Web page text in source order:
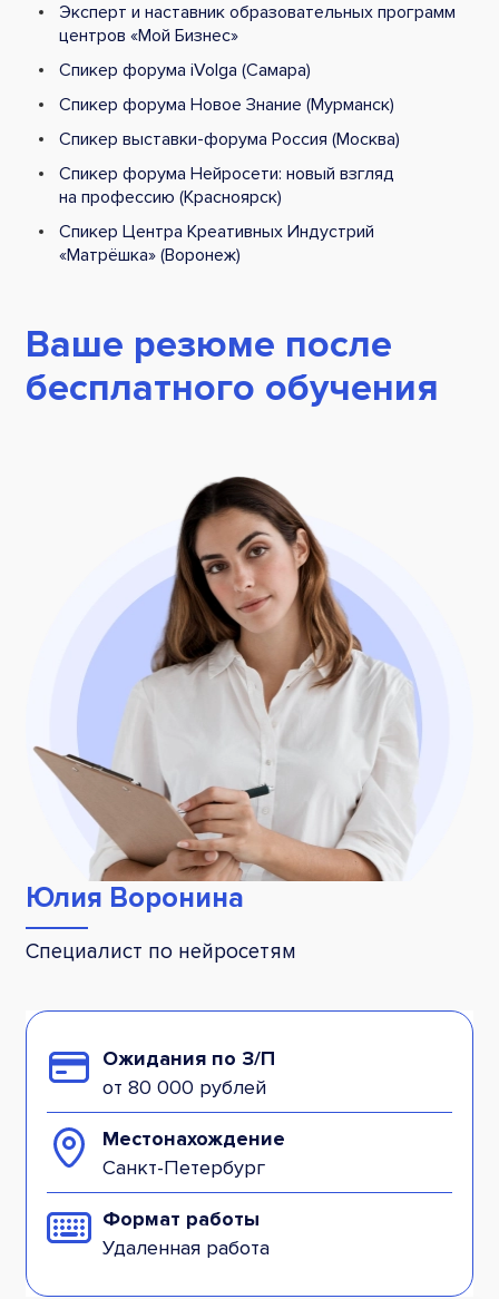
Эксперт и наставник образовательных программ
центров «Мой Бизнес»
Спикер форума iVolga (Самара)
Спикер форума Новое Знание (Мурманск)
Спикер выставки-форума Россия (Москва)
Спикер форума Нейросети: новый взгляд
на профессию (Красноярск)
Спикер Центра Креативных Индустрий
«Матрёшка» (Воронеж)
Ваше резюме после
бесплатного обучения
Юлия Воронина
Специалист по нейросетям
Ожидания по З/П
от 80 000 рублей
Местонахождение
Санкт-Петербург
Формат работы
Удаленная работа